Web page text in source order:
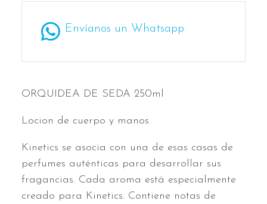
Envíanos un Whatsapp
ORQUIDEA DE SEDA 250ml
Locion de cuerpo y manos
Kinetics se asocia con una de esas casas de
perfumes auténticas para desarrollar sus
fragancias. Cada aroma está especialmente
creado para Kinetics. Contiene notas de